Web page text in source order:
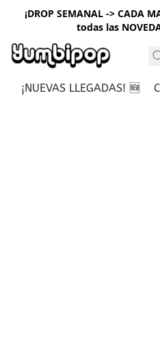
¡DROP SEMANAL -> CADA
todas las
¡NUEVAS LLEGADAS! 🆕